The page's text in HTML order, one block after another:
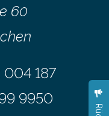
viel Energie in
benötigt
Angabe…
60
004 187
9950